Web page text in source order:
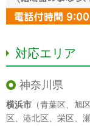
対応エリア
神奈川県
横浜市 （青葉区、 旭区
区、 港北区、 栄区、